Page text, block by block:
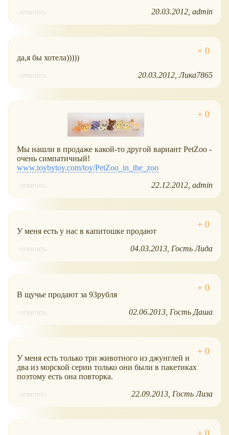
ответить 20.03.2012 admin
да,я бы хотела)))))
ответить 20.03.2012 Лика7865
Мы нашли в продаже какой-то другой вариант PetZoo -
очень симпатичный!
www.toybytoy.com/toy/PetZoo_in_the_zoo
ответить 22.12.2012 admin
У меня есть у нас в капитошке продают
ответить 04.03.2013 Гость Лида
В щучье продают за 93рубля
ответить 02.06.2013 Гость Даша
У меня есть только три животного из джунглей и
два из морской серии только они были в пакетиках
поэтому есть она повторка.
ответить 22.09.2013 Гость Лиза